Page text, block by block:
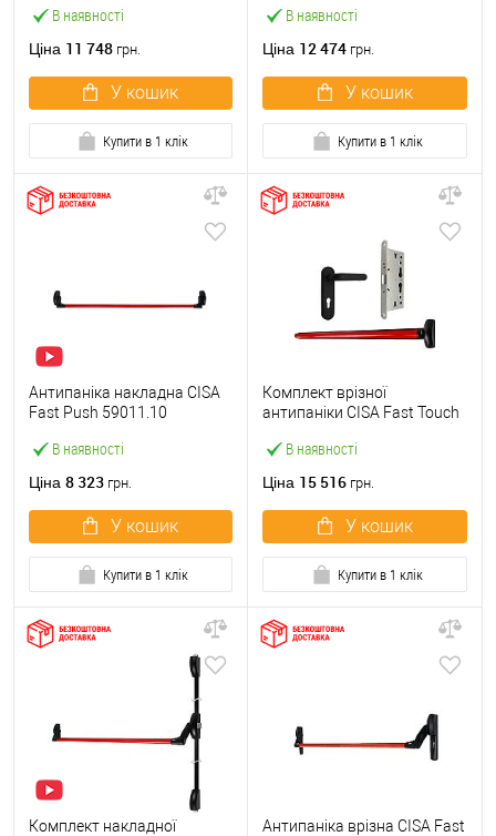
В наявності
із замком та ручкою
Ціна 11 748 грн.
У кошик
Купити в 1 клік
В наявності
червоний із замком та
Ціна 12 474 грн.
У кошик
Купити в 1 клік
В наявності
Антипаніка накладна CISA
Fast Push 59011.10
штангою 1200 мм червона
Ціна 8 323 грн.
У кошик
Купити в 1 клік
В наявності
Комплект врізної
антипаніки CISA Fast Touch
із замком та ручкою
Ціна 15 516 грн.
У кошик
Купити в 1 клік
Комплект накладної
Антипаніка врізна CISA Fast